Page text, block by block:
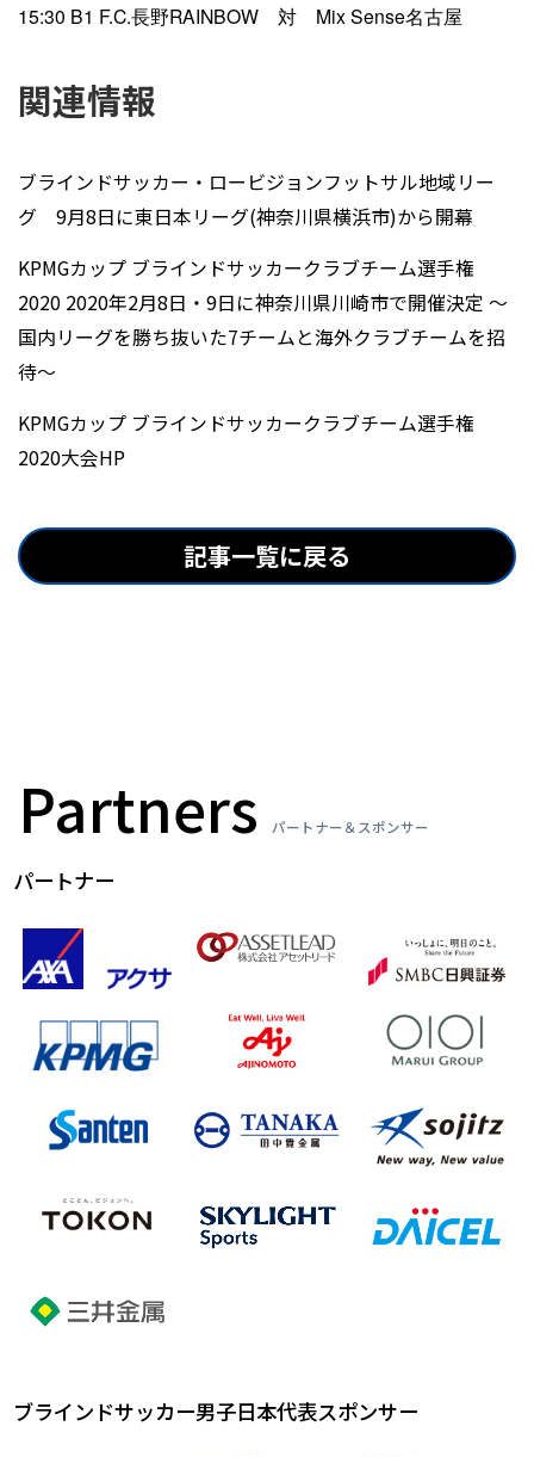
15:30 B1 F.C.長野RAINBOW 対 Mix Sense名古屋
関連情報
ブラインドサッカー・ロービジョンフットサル地域リー
グ 9月8日に東日本リーグ(神奈川県横浜市)から開幕
KPMGカップ ブラインドサッカークラブチーム選手権
2020 2020年2月8日・9日に神奈川県川崎市で開催決定 〜
国内リーグを勝ち抜いた7チームと海外クラブチームを招
待〜
KPMGカップ ブラインドサッカークラブチーム選手権
2020大会HP
記事一覧に戻る
Partners パートナー＆スポンサー
パートナー
ブラインドサッカー男子日本代表スポンサー